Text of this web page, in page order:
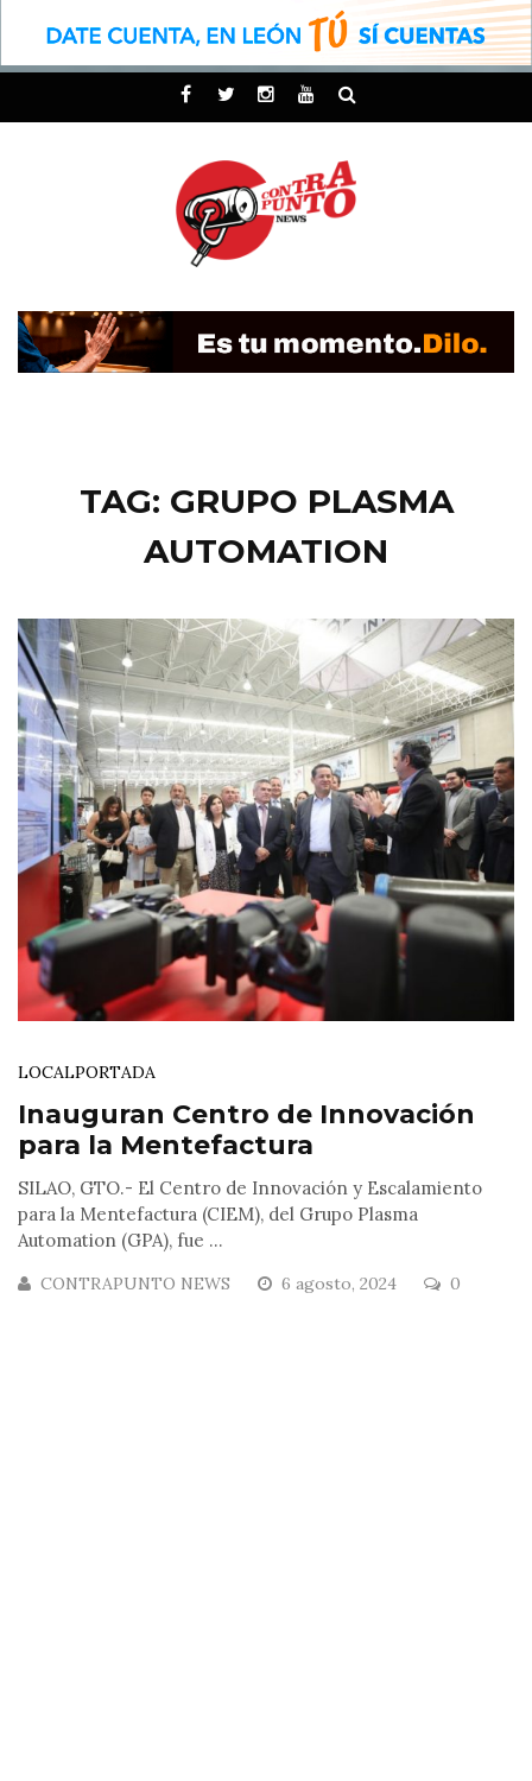
TAG: GRUPO PLASMA
AUTOMATION
LOCALPORTADA
Inauguran Centro de Innovación
para la Mentefactura
SILAO, GTO.- El Centro de Innovación y Escalamiento
para la Mentefactura (CIEM), del Grupo Plasma
Automation (GPA), fue ...
CONTRAPUNTO NEWS 6 agosto, 2024 0